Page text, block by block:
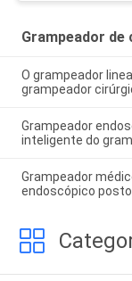
Grampeador
O grampeador
grampeador
Grampeador
inteligente do
Grampeador
endoscópico posto